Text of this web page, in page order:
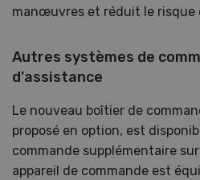
manœuvres et réduit le risque
Autres systèmes de
d'assistance
Le nouveau boîtier de
proposé en option, est
commande supplémentaire
appareil de commande est